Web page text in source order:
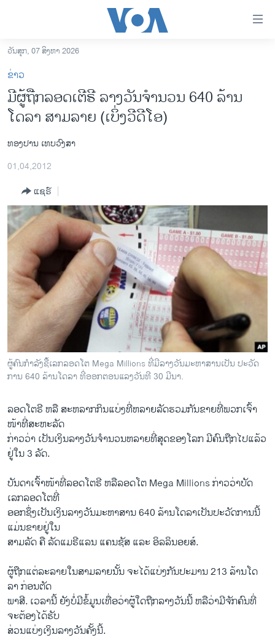
ເຂົ້າ
ຫາ
ຂ້າມ
ຂ້າມ
ຂ້າມ
ຫາ
ຊອກ
ຄົ້ນ
ລາວ
ອາເມຣິກາ
ຂ່າວ​ຈີນ
ໂລກ
ເອເຊຍ
ອິດສະຫຼະພາບດ້ານການຂ່າວ
ຊີວິດຊາວລາວ
ຊຸມຊົນຊາວລາວ
ວິທະຍາສາດ-ເທັກໂນໂລຈີ
ທຸລະກິດ
ພາສາອັງກິດ
ວີດີໂອ
ສຽງ
ລາຍງານ
ຕິດຕາມພວກເຮົາ ທີ່
ວັນສຸກ, 07 ສິງຫາ 2026
ຂ່າວ
ມີຜູ້ຖືກລອດເຕີຣີ ລາງວັນຈໍານວນ 640 ລ້ານ
ໂດລາ ສາມລາຍ (ເບິ່ງວີດີໂອ)
ທອງປານ ເທບວົງສາ
01,04,2012
ແຊຣ໌
ຜູ້ຄົນກໍາລັງຊື້ເລກລອດໂຕ Mega Millions ທີ່ມີລາງວັນມະຫາສານເປັນ ປະວັດ
ການ 640 ລ້ານໂດລາ ທີ່ອອກຕອນແລງວັນທີ 30 ມີນາ.
ລອດໂຕຣີ ຫລື​ ສະຫລາກກິນ​ແບ່ງທີ່​ຫລາຍ​ລັດ​ຮວມກັນ​ຂາຍທີ່​ພວກ​ເຈົ້າ
ໜ້າ​ທີ່​ສະຫະລັດ
ກ່າວ​ວ່າ ​ເປັນເງິນລາງວັນຈໍານວນ​ຫລາຍ​ທີ່​ສຸດ​ຂອງ​ໂລກ ມີ​ຄົນ​ຖືກ​ໄປ​ແລ້ວ
ຢູ່​ໃນ 3 ລັດ.
ບັນດາ​ເຈົ້າໜ້າ​ທີ່​ລອດໂຕຣີ ຫລື​ລອດໂຕ Mega Millions ກ່າວ​ວ່າບັດ​
ເລກ​ລອດໂຕທີ່​
ອອກ​ຊຶ່ງ​ເປັນ​ເງິນ​ລາງວັນມະຫາສານ 640 ລ້ານ​ໂດ​ລາ​ເປັນ​ປະວັດ​ການນີ້
ແມ່ນຂາຍ​ຢູ່​ໃນ
ສາມ​ລັດ ຄື ລັດແມ​ຣີ​ແ​ລນ ​ແຄນ​ຊັສ ​ແລະ ອິລລິນ​ອຍສ໌.
ຜູ້​ຖືກ​ແຕ່ລະລາຍ​ໃນ​ສາມລາຍ​ນັ້ນ ຈະ​ໄດ້​ແບ່ງ​ກັນ​ປະມານ 213 ລ້ານ​ໂດ​
ລາ ກ່ອນ​ຕັດ
ພາສີ. ​ເວລາ​ນີ້ ​ຍັງ​ບໍ່ມີຂໍ້​ມູນ​ເທື່ອ​ວ່າ​ຜູ້​ໃດ​ຖືກ​ລາງວັນ​ນີ້ ຫລື​ວ່າ​ມີ​ຈັກຄົນ​ທີ່​
ຈະ​ຕ້ອງ​ໄດ້​ຮັບ​
ສ່ວນ​ແບ່ງ​ເງິນ​ລາງວັນ​ຄັ້ງ​ນີ້.